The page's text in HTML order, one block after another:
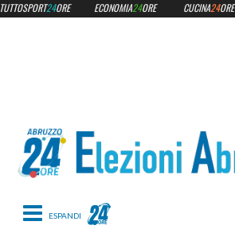
Toggle navigation
TUTTOSPORT24ORE ECONOMIA24ORE CUCINA24ORE